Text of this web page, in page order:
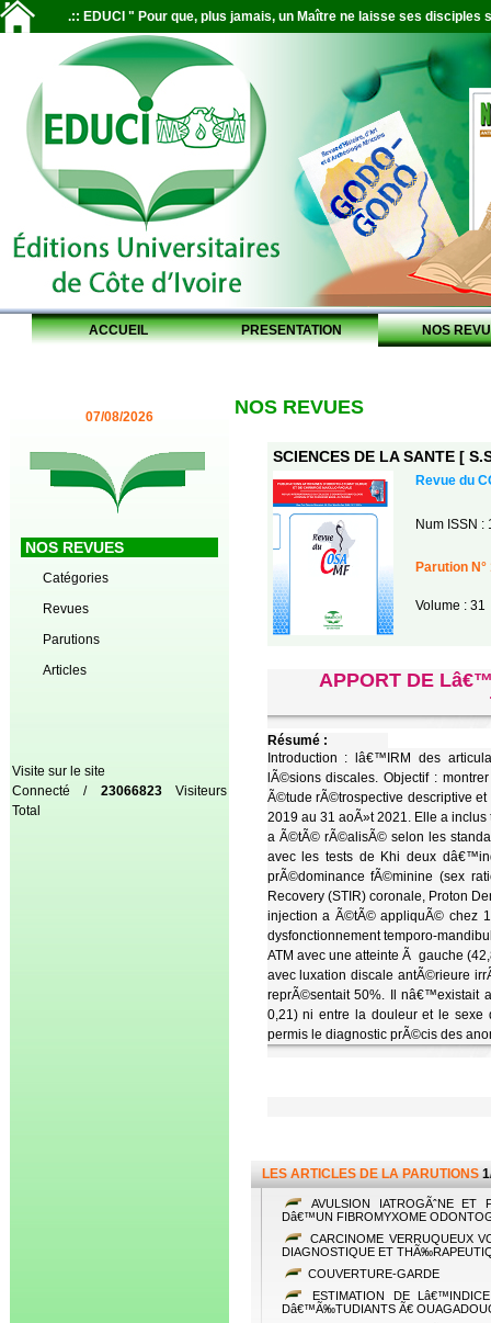
.:: EDUCI " Pour que, plus jamais, un Maître ne laisse ses disciples
ACCUEIL PRESENTATION NOS
07/08/2026
NOS REVUES
Catégories
Revues
Parutions
Articles
Visite sur le site
Connecté / 23066823Visiteurs
Total
NOS REVUES
SCIENCES DE LA SANTE [
Revue du
Num ISSN :
Parution N°
Volume : 31
APPORT DE
Résumé :
Introduction : lâ€™IRM des
lÃ©sions discales. Objectif :
Ã©tude rÃ©trospective descriptive
2019 au 31 aoÃ»t 2021. Elle a
a Ã©tÃ© rÃ©alisÃ© selon les
avec les tests de Khi deux
prÃ©dominance fÃ©minine (sex
Recovery (STIR) coronale, Proton
injection a Ã©tÃ© appliquÃ© chez
dysfonctionnement temporo-
ATM avec une atteinte Ã gauche
avec luxation discale antÃ©rieure
reprÃ©sentait 50%. Il nâ€™existait
0,21) ni entre la douleur et le sexe
permis le diagnostic prÃ©cis des
LES ARTICLES DE LA PARUTIONS
AVULSION IATROGÃˆNE ET
Dâ€™UN FIBROMYXOME
CARCINOME VERRUQUEUX
DIAGNOSTIQUE ET
COUVERTURE-GARDE
ESTIMATION DE
Dâ€™Ã‰TUDIANTS Ã€